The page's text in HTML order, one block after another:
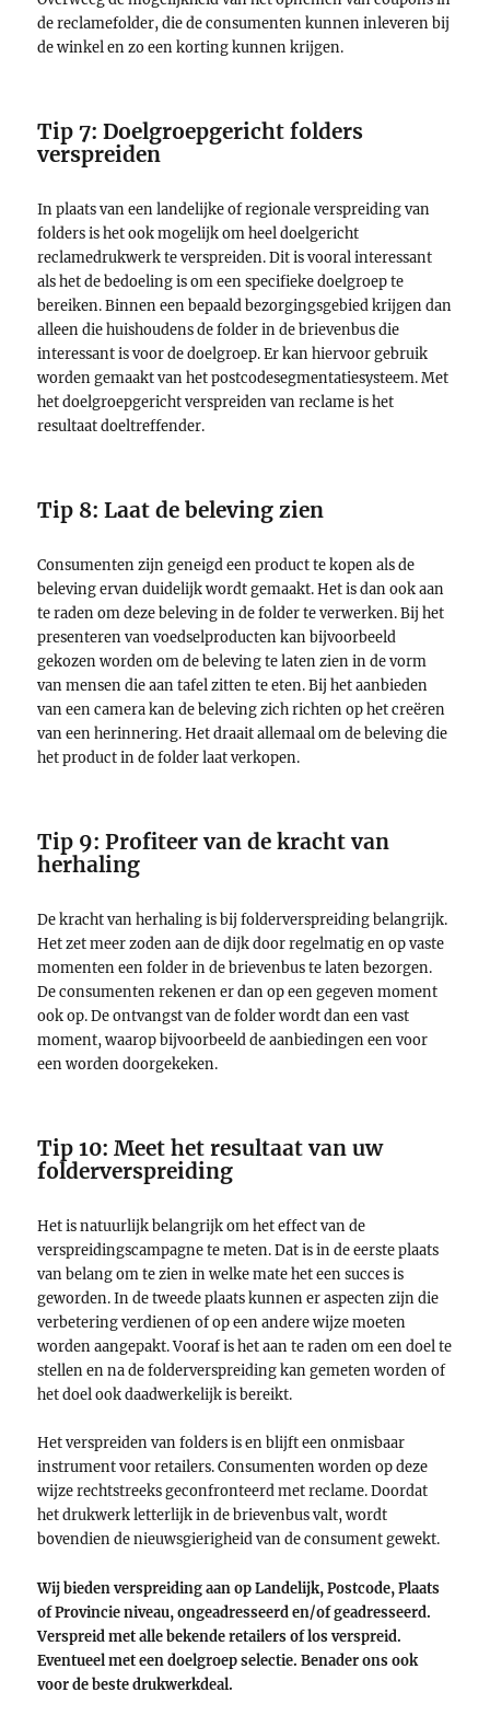
de reclamefolder, die de consumenten kunnen inleveren bij
de winkel en zo een korting kunnen krijgen.
Tip 7: Doelgroepgericht folders
verspreiden
In plaats van een landelijke of regionale verspreiding van
folders is het ook mogelijk om heel doelgericht
reclamedrukwerk te verspreiden. Dit is vooral interessant
als het de bedoeling is om een specifieke doelgroep te
bereiken. Binnen een bepaald bezorgingsgebied krijgen dan
alleen die huishoudens de folder in de brievenbus die
interessant is voor de doelgroep. Er kan hiervoor gebruik
worden gemaakt van het postcodesegmentatiesysteem. Met
het doelgroepgericht verspreiden van reclame is het
resultaat doeltreffender.
Tip 8: Laat de beleving zien
Consumenten zijn geneigd een product te kopen als de
beleving ervan duidelijk wordt gemaakt. Het is dan ook aan
te raden om deze beleving in de folder te verwerken. Bij het
presenteren van voedselproducten kan bijvoorbeeld
gekozen worden om de beleving te laten zien in de vorm
van mensen die aan tafel zitten te eten. Bij het aanbieden
van een camera kan de beleving zich richten op het creëren
van een herinnering. Het draait allemaal om de beleving die
het product in de folder laat verkopen.
Tip 9: Profiteer van de kracht van
herhaling
De kracht van herhaling is bij folderverspreiding belangrijk.
Het zet meer zoden aan de dijk door regelmatig en op vaste
momenten een folder in de brievenbus te laten bezorgen.
De consumenten rekenen er dan op een gegeven moment
ook op. De ontvangst van de folder wordt dan een vast
moment, waarop bijvoorbeeld de aanbiedingen een voor
een worden doorgekeken.
Tip 10: Meet het resultaat van uw
folderverspreiding
Het is natuurlijk belangrijk om het effect van de
verspreidingscampagne te meten. Dat is in de eerste plaats
van belang om te zien in welke mate het een succes is
geworden. In de tweede plaats kunnen er aspecten zijn die
verbetering verdienen of op een andere wijze moeten
worden aangepakt. Vooraf is het aan te raden om een doel te
stellen en na de folderverspreiding kan gemeten worden of
het doel ook daadwerkelijk is bereikt.
Het verspreiden van folders is en blijft een onmisbaar
instrument voor retailers. Consumenten worden op deze
wijze rechtstreeks geconfronteerd met reclame. Doordat
het drukwerk letterlijk in de brievenbus valt, wordt
bovendien de nieuwsgierigheid van de consument gewekt.
Wij bieden verspreiding aan op Landelijk, Postcode, Plaats
of Provincie niveau, ongeadresseerd en/of geadresseerd.
Verspreid met alle bekende retailers of los verspreid.
Eventueel met een doelgroep selectie. Benader ons ook
voor de beste drukwerkdeal.